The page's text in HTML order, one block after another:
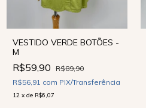
VESTIDO VERDE BOTÕES -
M
R$59,90 R$89,90
R$56,91 com PIX/Transferência
12 x de R$6,07